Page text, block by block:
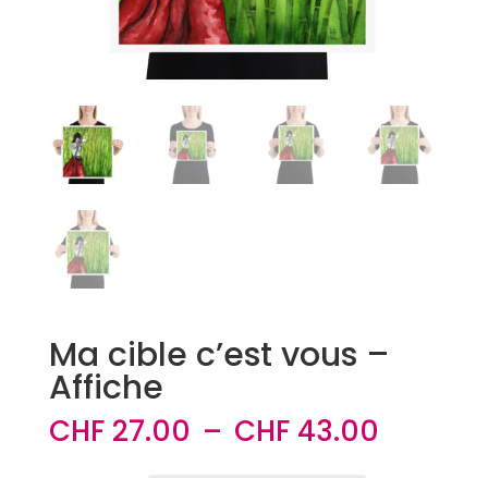
Ma cible c’est vous –
Affiche
CHF27.00 – CHF43.00